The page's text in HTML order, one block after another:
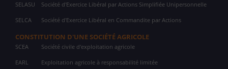
SELASU Société d'Exercice Libéral par Actions Simplifiée Unipersonnelle
SELCA Société d'Exercice Libéral en Commandite par Actions
CONSTITUTION D'UNE SOCIÉTÉ AGRICOLE
SCEA Société civile d'exploitation agricole
EARL Exploitation agricole à responsabilité limitée